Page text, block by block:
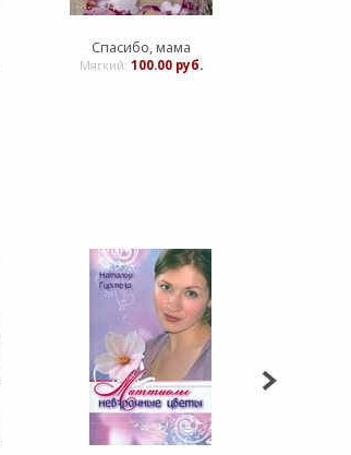
Спасибо, мама
Мягкий: 100.00 руб.